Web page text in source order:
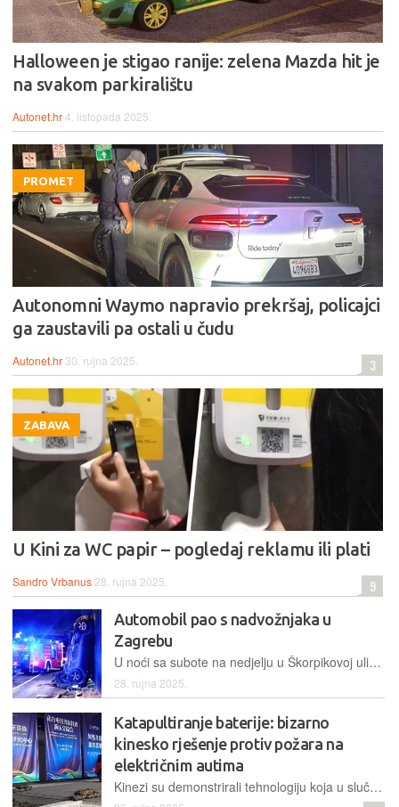
Halloween je stigao ranije: zelena Mazda hit je
na svakom parkiralištu
Autonet.hr4. listopada 2025.
PROMET
Autonomni Waymo napravio prekršaj, policajci
ga zaustavili pa ostali u čudu
Autonet.hr 30. rujna 2025. 3
ZABAVA
U Kini za WC papir – pogledaj reklamu ili plati
Sandro Vrbanus 28. rujna 2025. 9
Automobil pao s nadvožnjaka u
Zagrebu
U noći sa subote na nedjelju u Škorpikovoj ulici u Zagrebu automobil je iz još neutvrđenog razloga sletio s nadvožnjaka na kolnik ispod njega. Fotografije bizarne nezgode objavili su zagrebački vatrogasci
28. rujna 2025.
Katapultiranje baterije: bizarno
kinesko rješenje protiv požara na
električnim autima
Kinezi su demonstrirali tehnologiju koja u slučaju pregrijavanja ispaljuje bateriju iz vozila s ciljem zaštite putnika. Prvi video ipak otvara više pitanja nego što nudi odgovora